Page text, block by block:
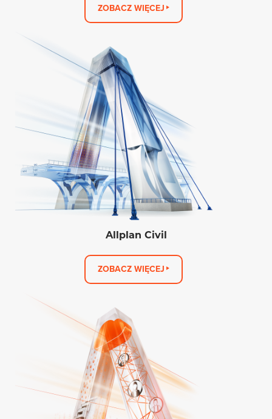
ZOBACZ WIĘCEJ
Allplan Civil
ZOBACZ WIĘCEJ